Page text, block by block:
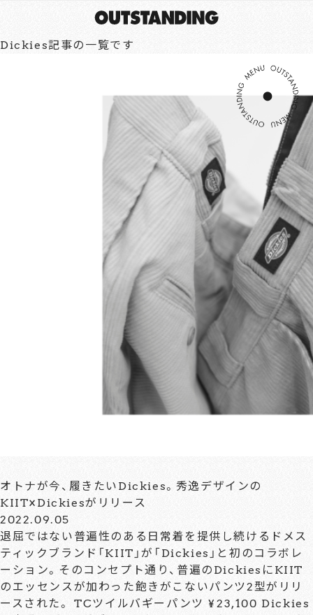
Dickies記事の一覧です
オトナが今、履きたいDickies。秀逸デザインの
KIIT×Dickiesがリリース
2022.09.05
退屈ではない普遍性のある日常着を提供し続けるドメス
ティックブランド「KIIT」が「Dickies」と初のコラボレ
ーション。そのコンセプト通り、普遍のDickiesにKIIT
のエッセンスが加わった飽きがこないパンツ2型がリリ
ースされた。 TCツイルバギーパンツ ¥23,100 Dickies